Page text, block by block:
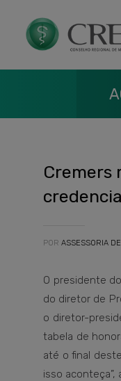
Cremers
POR ASSESSORIA
O presidente
do diretor de
o diretor-
tabela de
até o final
isso aconteça”,